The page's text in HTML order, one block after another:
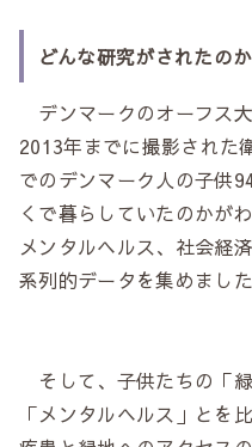
どんな研究がされたの
デンマークのオーフス
2013年までに撮影された
でのデンマーク人の子供
くで暮らしていたのかが
メンタルヘルス、社会経
系列的データを集めました
そして、子供たちの「
「メンタルヘルス」とを